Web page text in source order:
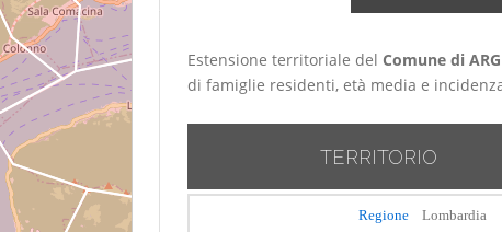
Estensione territoriale del Comune di
di famiglie residenti, età media e
TERRITORIO
Regione Lombardia